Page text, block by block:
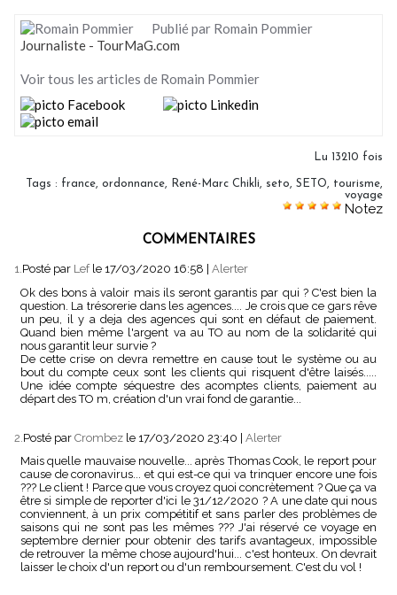
Publié par Romain Pommier
Journaliste - TourMaG.com
Voir tous les articles de Romain Pommier
Lu 13210 fois
Tags : france, ordonnance, René-Marc Chikli, seto, SETO, tourisme,
voyage
Notez
COMMENTAIRES
1.Posté par Lef le 17/03/2020 16:58
Alerter
Ok des bons à valoir mais ils seront garantis par qui ? C'est bien la
question. La trésorerie dans les agences.... Je crois que ce gars rêve
un peu, il y a deja des agences qui sont en défaut de paiement.
Quand bien même l'argent va au TO au nom de la solidarité qui
nous garantit leur survie ?
De cette crise on devra remettre en cause tout le système ou au
bout du compte ceux sont les clients qui risquent d'être laisés.....
Une idée compte séquestre des acomptes clients, paiement au
départ des TO m, création d'un vrai fond de garantie...
2. Posté par Crombez le 17/03/2020 23:40 | Alerter
Mais quelle mauvaise nouvelle... après Thomas Cook, le report pour
cause de coronavirus... et qui est-ce qui va trinquer encore une fois
??? Le client ! Parce que vous croyez quoi concrètement ? Que ça va
être si simple de reporter d'ici le 31/12/2020 ? A une date qui nous
conviennent, à un prix compétitif et sans parler des problèmes de
saisons qui ne sont pas les mêmes ??? J'ai réservé ce voyage en
septembre dernier pour obtenir des tarifs avantageux, impossible
de retrouver la même chose aujourd'hui... c'est honteux. On devrait
laisser le choix d'un report ou d'un remboursement. C'est du vol !